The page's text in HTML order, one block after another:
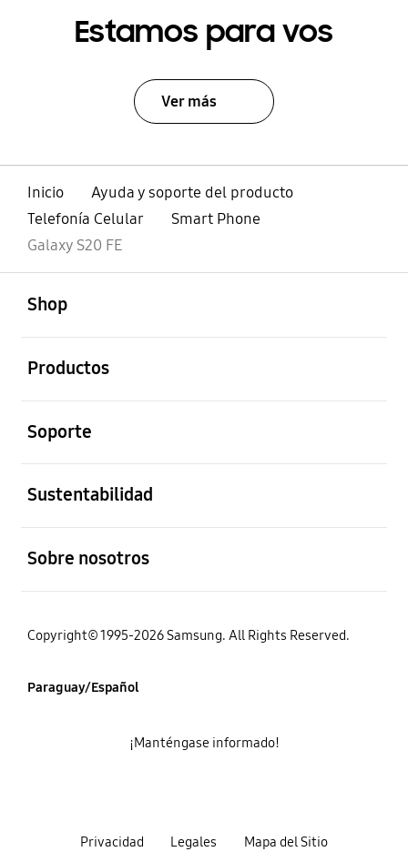
Estamos para vos
Ver más
Inicio
Ayuda y soporte del producto
Telefonía Celular
Smart Phone
Galaxy S20 FE
Shop
Productos
Soporte
Sustentabilidad
Sobre nosotros
Copyright© 1995-2026 Samsung. All Rights Reserved.
Paraguay/Español
Privacidad Legales Mapa del Sitio
¡Manténgase informado!